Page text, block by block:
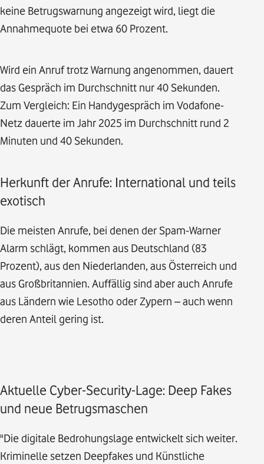
keine Betrugswarnung angezeigt wird, liegt die
Annahmequote bei etwa 60 Prozent.
Wird ein Anruf trotz Warnung angenommen, dauert
das Gespräch im Durchschnitt nur 40 Sekunden.
Zum Vergleich: Ein Handygespräch im Vodafone-
Netz dauerte im Jahr 2025 im Durchschnitt rund 2
Minuten und 40 Sekunden.
Herkunft der Anrufe: International und teils
exotisch
Die meisten Anrufe, bei denen der Spam-Warner
Alarm schlägt, kommen aus Deutschland (83
Prozent), aus den Niederlanden, aus Österreich und
aus Großbritannien. Auffällig sind aber auch Anrufe
aus Ländern wie Lesotho oder Zypern – auch wenn
deren Anteil gering ist.
Aktuelle Cyber-Security-Lage: Deep Fakes
und neue Betrugsmaschen
"Die digitale Bedrohungslage entwickelt sich weiter.
Kriminelle setzen Deepfakes und Künstliche